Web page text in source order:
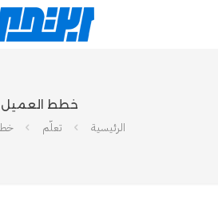
خطط العميل
الرئيسية
تعلّم